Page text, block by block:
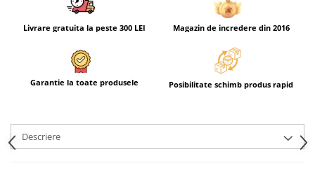
Livrare gratuita la peste 300 LEI Magazin de incredere din 2016
Garantie la toate produsele Posibilitate schimb produs rapid
Descriere